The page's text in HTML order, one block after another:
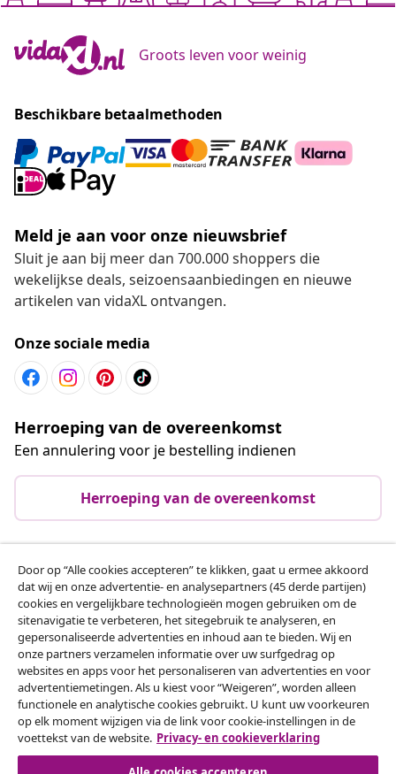
Groots leven voor weinig
Beschikbare betaalmethoden
Meld je aan voor onze nieuwsbrief
Sluit je aan bij meer dan 700.000 shoppers die
wekelijkse deals, seizoensaanbiedingen en nieuwe
artikelen van vidaXL ontvangen.
Onze sociale media
Herroeping van de overeenkomst
Een annulering voor je bestelling indienen
Herroeping van de overeenkomst
Klantenservice
Zakelijk
vidaXL
Ontdek meer
Door op “Alle cookies accepteren” te klikken, gaat u ermee akkoord
dat wij en onze advertentie- en analysepartners (45 derde partijen)
cookies en vergelijkbare technologieën mogen gebruiken om de
sitenavigatie te verbeteren, het sitegebruik te analyseren, en
gepersonaliseerde advertenties en inhoud aan te bieden. Wij en
onze partners verzamelen informatie over uw surfgedrag op
websites en apps voor het personaliseren van advertenties en voor
advertentiemetingen. Als u kiest voor “Weigeren”, worden alleen
functionele en analytische cookies gebruikt. U kunt uw voorkeuren
op elk moment wijzigen via de link voor cookie-instellingen in de
voettekst van de website. Privacy- en cookieverklaring